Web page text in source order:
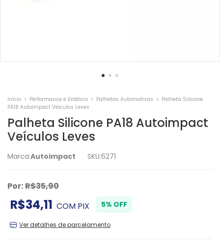
Início > Performance e Estética > Palhetas Automotivas > Palheta Silicone
PA18 Autoimpact Veículos Leves
Palheta Silicone PA18 Autoimpact
Veículos Leves
Marca:Autoimpact SKU:6271
Por:R$35,90
R$34,11 COM PIX 5% OFF
Ver detalhes de parcelamento